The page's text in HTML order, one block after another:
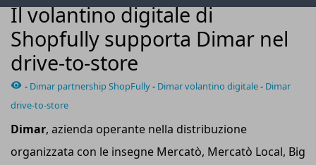
Il volantino digitale di
Shopfully supporta Dimar nel
drive-to-store
- Dimar partnership ShopFully- Dimar volantino digitale- Dimar
drive-to-store
Dimar, azienda operante nella distribuzione
organizzata con le insegne Mercatò, Mercatò Local, Big